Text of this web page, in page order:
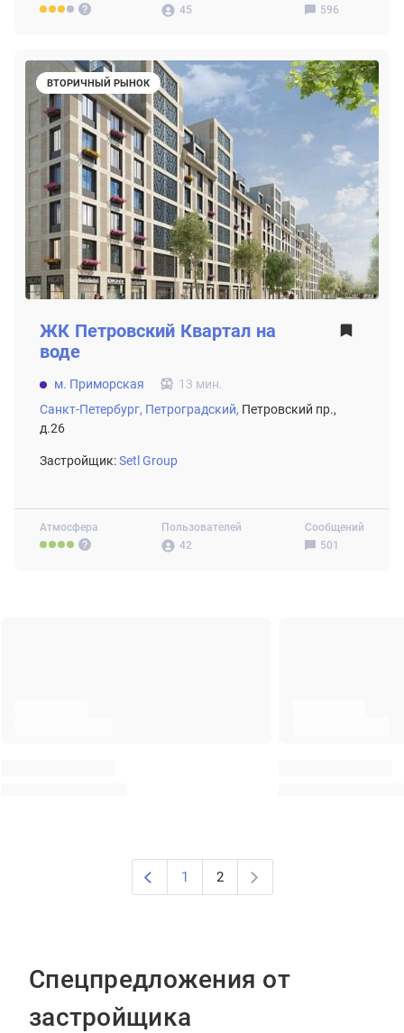
45
596
ВТОРИЧНЫЙ РЫНОК
Атмосфера
Пользователей
42
Сообщений
501
ЖК Петровский Квартал на
воде
м. Приморская
13 мин.
Санкт-Петербург, Петроградский, Петровский пр.,
д.26
Застройщик:Setl Group
1 2
Спецпредложения от
застройщика